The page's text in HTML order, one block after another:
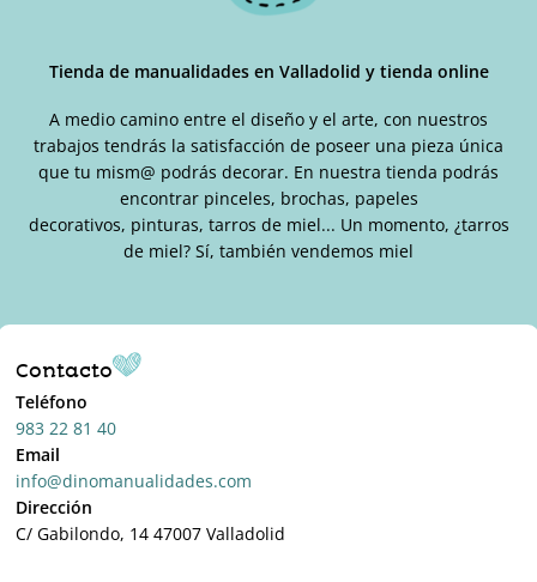
Tienda de manualidades en Valladolid y tienda online
A medio camino entre el diseño y el arte, con nuestros
trabajos tendrás la satisfacción de poseer una pieza única
que tu mism@ podrás decorar. En nuestra tienda podrás
encontrar pinceles, brochas, papeles
decorativos, pinturas, tarros de miel... Un momento, ¿tarros
de miel? Sí, también vendemos miel
Contacto
Teléfono
983 22 81 40
Email
info@dinomanualidades.com
Dirección
C/ Gabilondo, 14 47007 Valladolid